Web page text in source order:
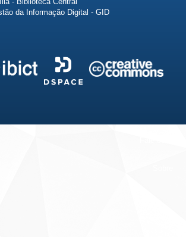
da Informação Digital - GID